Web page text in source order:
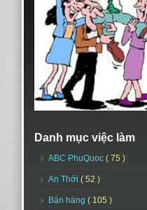
Danh mục việc làm
ABC PhuQuoc ( 75 )
An Thới ( 52 )
Bán hàng ( 105 )